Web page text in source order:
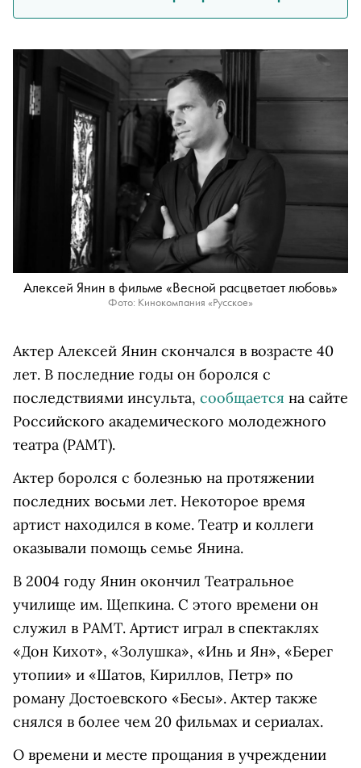
Алексей Янин в фильме «Весной расцветает любовь»
Фото: Кинокомпания «Русское»
Актер Алексей Янин скончался в возрасте 40
лет. В последние годы он боролся с
последствиями инсульта, сообщается на сайте
Российского академического молодежного
театра (РАМТ).
Актер боролся с болезнью на протяжении
последних восьми лет. Некоторое время
артист находился в коме. Театр и коллеги
оказывали помощь семье Янина.
В 2004 году Янин окончил Театральное
училище им. Щепкина. С этого времени он
служил в РАМТ. Артист играл в спектаклях
«Дон Кихот», «Золушка», «Инь и Ян», «Берег
утопии» и «Шатов, Кириллов, Петр» по
роману Достоевского «Бесы». Актер также
снялся в более чем 20 фильмах и сериалах.
О времени и месте прощания в учреждении